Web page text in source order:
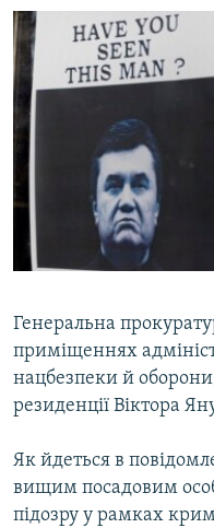
Перейти
до
пошуку
ПОГЛЯД
ІНТЕРВ'Ю
ВСЕ ЗА ДЕНЬ
СПЕЦПРОЕКТИ
ДЕПОРТАЦІЯ
ВІДЕОУРОКИ «ELIFBE»
СВІДЧЕННЯ ОКУПАЦІЇ
ІНФОГРАФІКА
ЯК ОБІЙТИ
Русский
Qırımtatar
ДОЛУЧАЙСЯ!
Генеральна
приміщеннях
нацбезпеки й
резиденції Віктора
Як йдеться в
вищим посадовим
підозру у рамках